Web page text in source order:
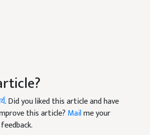
. Did you liked this article and have
this article? Mailme your